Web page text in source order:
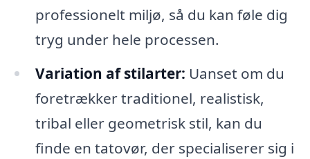
professionelt miljø, så du kan føle dig
tryg under hele processen.
Variation af stilarter: Uanset om du
foretrækker traditionel, realistisk,
tribal eller geometrisk stil, kan du
finde en tatovør, der specialiserer sig i